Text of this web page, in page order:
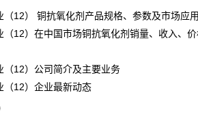
铜抗氧化剂产品规格、参数及市场应
在中国市场铜抗氧化剂销量、收入、价
）公司简介及主要业务
）企业最新动态